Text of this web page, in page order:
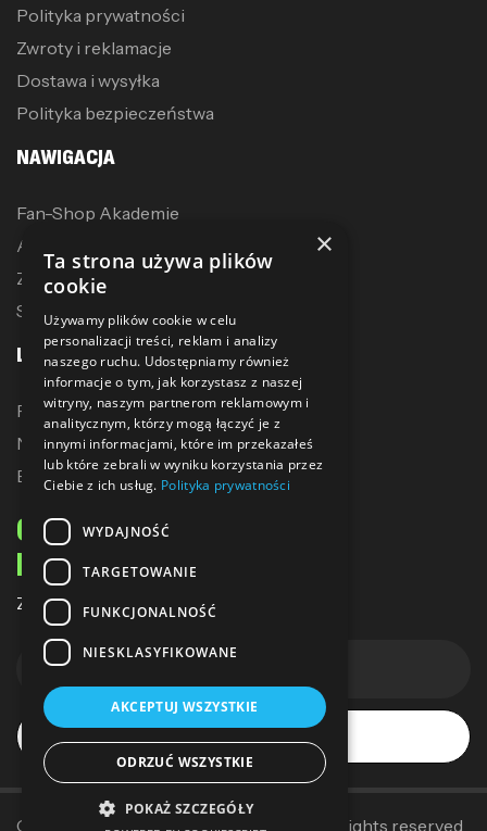
Polityka prywatności
Zwroty i reklamacje
Dostawa i wysyłka
Polityka bezpieczeństwa
NAWIGACJA
Fan-Shop Akademie
Akcesoria treningowe
Zostań dystrybutorem
Sublimacja
LINKI
Promocje
Nowe produkty
Bestsellery
ODBIERZ 10% ZNIŻKI
NA PIERWSZE ZAKUPY
Zapisz się do naszego newslettera
Subskrybuj
Copyright © 2014–2025Sallerpolska . All rights reserved
×
Ta strona używa plików
cookie
Używamy plików cookie w celu
personalizacji treści, reklam i analizy
naszego ruchu. Udostępniamy również
informacje o tym, jak korzystasz z naszej
witryny, naszym partnerom reklamowym i
analitycznym, którzy mogą łączyć je z
innymi informacjami, które im przekazałeś
lub które zebrali w wyniku korzystania przez
Ciebie z ich usług. Polityka prywatności
WYDAJNOŚĆ
TARGETOWANIE
FUNKCJONALNOŚĆ
NIESKLASYFIKOWANE
AKCEPTUJ WSZYSTKIE
ODRZUĆ WSZYSTKIE
POKAŻ SZCZEGÓŁY